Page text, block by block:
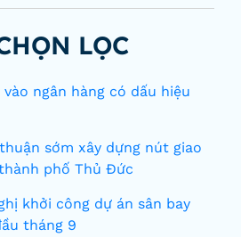
LỌC
ngân hàng có dấu hiệu
sớm xây dựng nút giao
phố Thủ Đức
khởi công dự án sân bay
tháng 9